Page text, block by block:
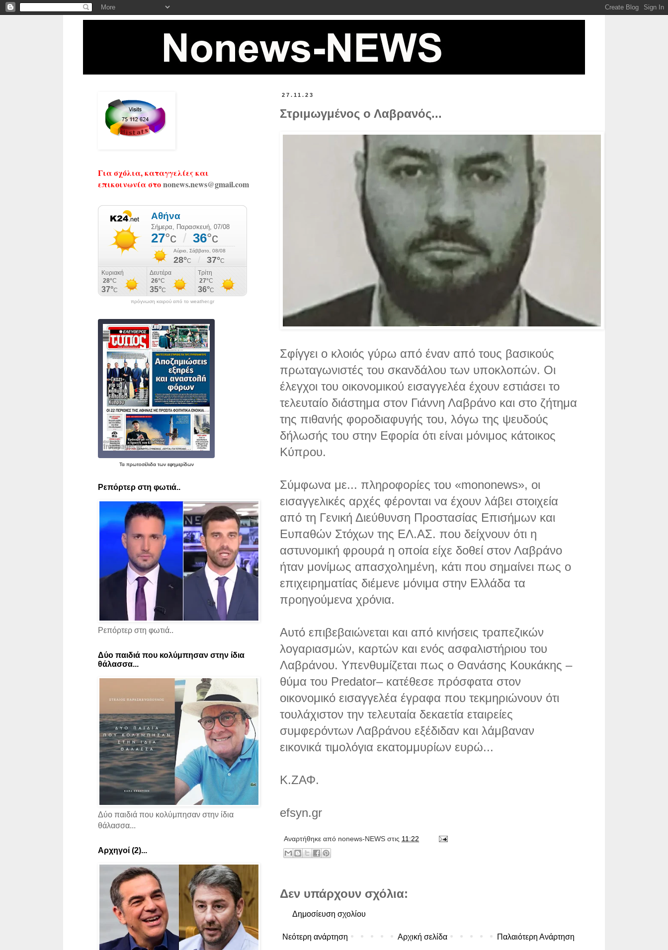
27.11.23
Στριμωγμένος ο Λαβρανός...
Σφίγγει ο κλοιός γύρω από έναν από τους βασικούς
πρωταγωνιστές του σκανδάλου των υποκλοπών. Οι
έλεγχοι του οικονομικού εισαγγελέα έχουν εστιάσει το
τελευταίο διάστημα στον Γιάννη Λαβράνο και στο ζήτημα
της πιθανής φοροδιαφυγής του, λόγω της ψευδούς
δήλωσής του στην Εφορία ότι είναι μόνιμος κάτοικος
Κύπρου.
Σύμφωνα με... πληροφορίες του «mononews», οι
εισαγγελικές αρχές φέρονται να έχουν λάβει στοιχεία
από τη Γενική Διεύθυνση Προστασίας Επισήμων και
Ευπαθών Στόχων της ΕΛ.ΑΣ. που δείχνουν ότι η
αστυνομική φρουρά η οποία είχε δοθεί στον Λαβράνο
ήταν μονίμως απασχολημένη, κάτι που σημαίνει πως ο
επιχειρηματίας διέμενε μόνιμα στην Ελλάδα τα
προηγούμενα χρόνια.
Αυτό επιβεβαιώνεται και από κινήσεις τραπεζικών
λογαριασμών, καρτών και ενός ασφαλιστήριου του
Λαβράνου. Yπενθυμίζεται πως ο Θανάσης Κουκάκης –
θύμα του Predator– κατέθεσε πρόσφατα στον
οικονομικό εισαγγελέα έγραφα που τεκμηριώνουν ότι
τουλάχιστον την τελευταία δεκαετία εταιρείες
συμφερόντων Λαβράνου εξέδιδαν και λάμβαναν
εικονικά τιμολόγια εκατομμυρίων ευρώ...
Κ.ΖΑΦ.
efsyn.gr
Αναρτήθηκε από nonews-NEWS στις 11:22
Δεν υπάρχουν σχόλια:
Δημοσίευση σχολίου
Νεότερη ανάρτηση Παλαιότερη Ανάρτηση
Αρχική σελίδα
Για σχόλια, καταγγελίες και
επικοινωνία στοnonews.news@gmail.com
πρόγνωση καιρού από το weather.gr
Τα πρωτοσέλιδατων εφημερίδων
Ρεπόρτερ στη φωτιά..
Ρεπόρτερ στη φωτιά..
Δύο παιδιά που κολύμπησαν στην ίδια
θάλασσα...
Δύο παιδιά που κολύμπησαν στην ίδια
θάλασσα...
Αρχηγοί (2)...